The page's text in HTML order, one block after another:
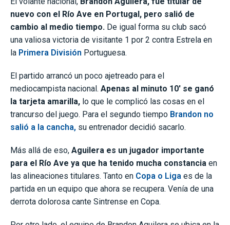
nuevo con el Río Ave en Portugal, pero salió de
cambio al medio tiempo. De igual forma su club sacó
una valiosa victoria de visitante 1 por 2 contra Estrela en
la Primera División Portuguesa.
El partido arrancó un poco ajetreado para el
mediocampista nacional. Apenas al minuto 10′ se ganó
la tarjeta amarilla, lo que le complicó las cosas en el
trancurso del juego. Para el segundo tiempo Brandon no
salió a la cancha, su entrenador decidió sacarlo.
Más allá de eso, Aguilera es un jugador importante
para el Río Ave ya que ha tenido mucha constancia en
las alineaciones titulares. Tanto en Copa o Liga es de la
partida en un equipo que ahora se recupera. Venía de una
derrota dolorosa cante Sintrense en Copa.